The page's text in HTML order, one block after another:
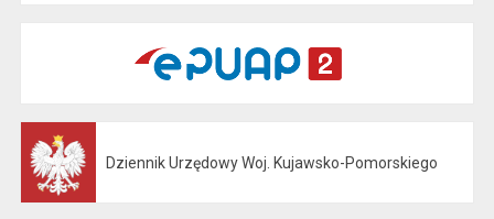
Dziennik Urzędowy Woj. Kujawsko-Pomorskiego